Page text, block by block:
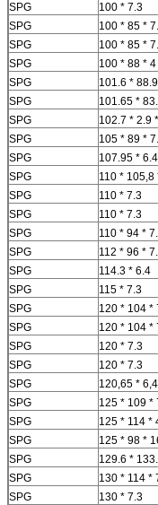
SPG
100 * 7.3
SPG
100 * 85 *
SPG
100 * 85 *
SPG
100 * 88 * 4
SPG
101.6 *
SPG
101.65 *
SPG
102.7 * 2.9
SPG
105 * 89 *
SPG
107.95 * 6.4
SPG
110 * 105,8
SPG
110 * 7.3
SPG
110 * 7.3
SPG
110 * 94 *
SPG
112 * 96 *
SPG
114.3 * 6.4
SPG
115 * 7.3
SPG
120 * 104 *
SPG
120 * 104 *
SPG
120 * 7.3
SPG
120 * 7.3
SPG
120,65 * 6,4
SPG
125 * 109 *
SPG
125 * 114 *
SPG
125 * 98 *
SPG
129.6 *
SPG
130 * 114 *
SPG
130 * 7.3